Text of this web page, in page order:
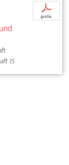
15
p
gratis